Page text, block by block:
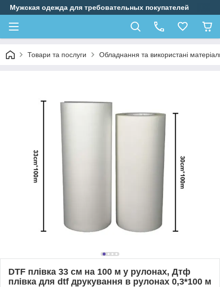
Мужская одежда для требовательных покупателей
Товари та послуги Обладнання та використані
DTF плівка 33 см на 100 м у рулонах, Дтф
плівка для dtf друкування в рулонах 0,3*100 м